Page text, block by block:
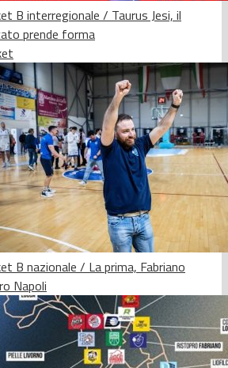
B interregionale / Taurus Jesi, il
prende forma
B nazionale / La prima, Fabriano
Napoli